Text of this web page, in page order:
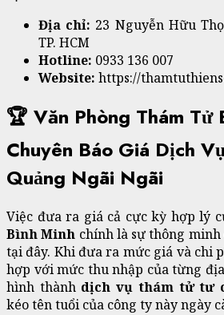
Địa chỉ: 23 Nguyễn Hữu
TP. HCM
Hotline: 0933 136 007
Website: https://
🏆 Văn Phòng Thám Tử
Chuyên Báo Giá Dịch
Quảng Ngãi Ngãi
Việc đưa ra giá cả cực kỳ hợp lý
Bình Minh chính là sự thông
tại đây. Khi đưa ra mức giá và chi
hợp với mức thu nhập của từng
hình thành dịch vụ thám tử tư
kéo tên tuổi của công ty này ngày